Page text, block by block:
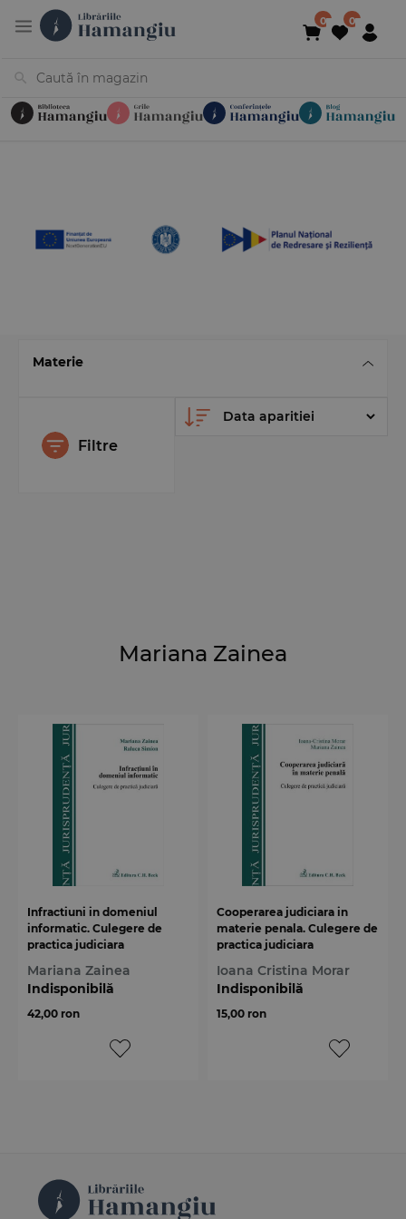
Materie
Filtre
Mariana Zainea
Infractiuni in domeniul
informatic. Culegere de
practica judiciara
Mariana Zainea
Indisponibilă
42,00 ron
Cooperarea judiciara in
materie penala. Culegere de
practica judiciara
Ioana Cristina Morar
Indisponibilă
15,00 ron